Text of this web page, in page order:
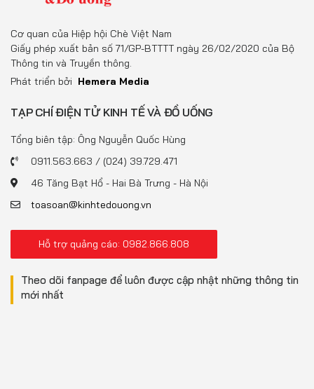
Cơ quan của Hiệp hội Chè Việt Nam
Giấy phép xuất bản số 71/GP-BTTTT ngày 26/02/2020 của Bộ
Thông tin và Truyền thông.
Phát triển bởi Hemera Media
TẠP CHÍ ĐIỆN TỬ KINH TẾ VÀ ĐỒ UỐNG
Tổng biên tập: Ông Nguyễn Quốc Hùng
0911.563.663 / (024) 39.729.471
46 Tăng Bạt Hổ - Hai Bà Trưng - Hà Nội
toasoan@kinhtedouong.vn
Hỗ trợ quảng cáo: 0982.866.808
Theo dõi fanpage để luôn được cập nhật những thông tin
mới nhất